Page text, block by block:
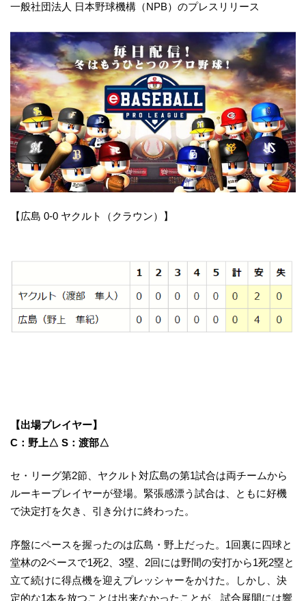
一般社団法人 日本野球機構（NPB）のプレスリリース
【広島 0-0 ヤクルト（クラウン）】
【出場プレイヤー】
C：野上△ S：渡部△
セ・リーグ第2節、ヤクルト対広島の第1試合は両チームから
ルーキープレイヤーが登場。緊張感漂う試合は、ともに好機
で決定打を欠き、引き分けに終わった。
序盤にペースを握ったのは広島・野上だった。1回裏に四球と
堂林の2ベースで1死2、3塁、2回には野間の安打から1死2塁と
立て続けに得点機を迎えプレッシャーをかけた。しかし、決
定的な1本を放つことは出来なかったことが、試合展開には響